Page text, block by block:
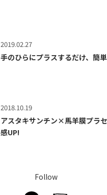
2019.02.27
手のひらにプラスするだけ、簡
2018.10.19
アスタキサンチン×馬羊膜プラ
感UP!
Follow